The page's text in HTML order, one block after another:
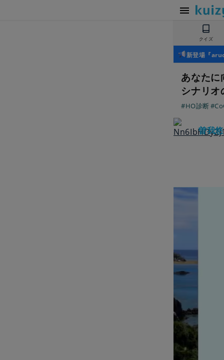
クイズ
新登場『
あなたに
シナリ
#HO診断
曽我